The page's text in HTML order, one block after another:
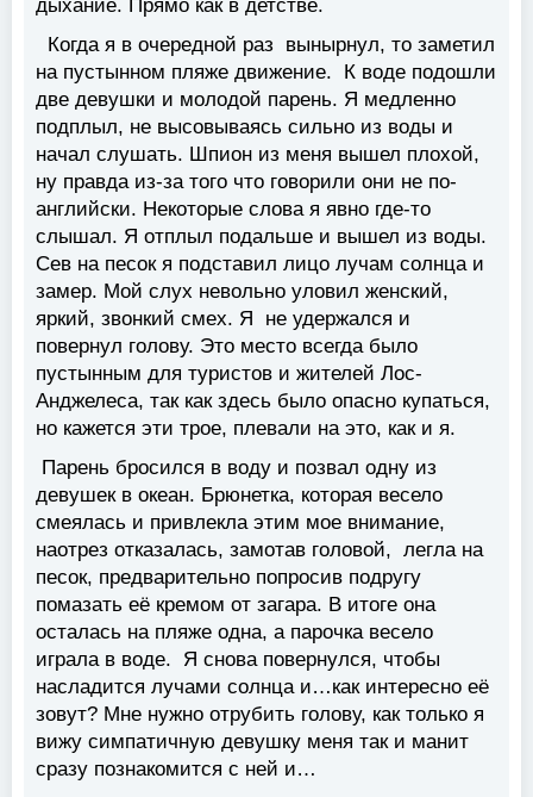
дыхание. Прямо как в детстве.
Когда я в очередной раз вынырнул, то заметил
на пустынном пляже движение. К воде подошли
две девушки и молодой парень. Я медленно
подплыл, не высовываясь сильно из воды и
начал слушать. Шпион из меня вышел плохой,
ну правда из-за того что говорили они не по-
английски. Некоторые слова я явно где-то
слышал. Я отплыл подальше и вышел из воды.
Сев на песок я подставил лицо лучам солнца и
замер. Мой слух невольно уловил женский,
яркий, звонкий смех. Я не удержался и
повернул голову. Это место всегда было
пустынным для туристов и жителей Лос-
Анджелеса, так как здесь было опасно купаться,
но кажется эти трое, плевали на это, как и я.
Парень бросился в воду и позвал одну из
девушек в океан. Брюнетка, которая весело
смеялась и привлекла этим мое внимание,
наотрез отказалась, замотав головой, легла на
песок, предварительно попросив подругу
помазать её кремом от загара. В итоге она
осталась на пляже одна, а парочка весело
играла в воде. Я снова повернулся, чтобы
насладится лучами солнца и…как интересно её
зовут? Мне нужно отрубить голову, как только я
вижу симпатичную девушку меня так и манит
сразу познакомится с ней и…